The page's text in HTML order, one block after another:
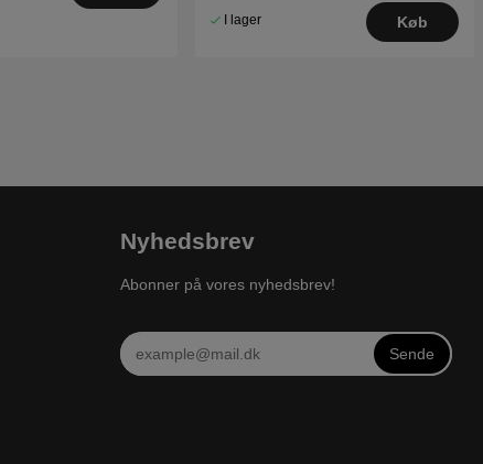
I lager Køb
Nyhedsbrev
Abonner på vores nyhedsbrev!
Sende